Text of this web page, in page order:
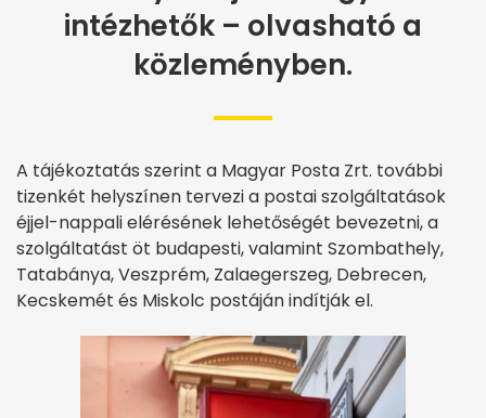
intézhetők – olvasható a
közleményben.
A tájékoztatás szerint a Magyar Posta Zrt. további
tizenkét helyszínen tervezi a postai szolgáltatások
éjjel-nappali elérésének lehetőségét bevezetni, a
szolgáltatást öt budapesti, valamint Szombathely,
Tatabánya, Veszprém, Zalaegerszeg, Debrecen,
Kecskemét és Miskolc postáján indítják el.